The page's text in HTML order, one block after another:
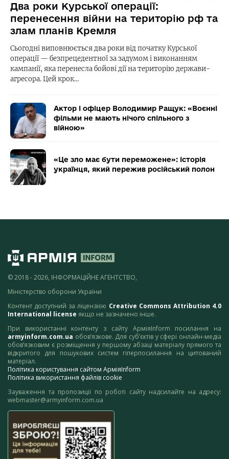
Два роки Курської операції:
перенесення війни на територію рф та
злам планів Кремля
Сьогодні виповнюється два роки від початку Курської
операції — безпрецедентної за задумом і виконанням
кампанії, яка перенесла бойові дії на територію держави-
агресора. Цей крок…
Актор і офіцер Володимир Ращук: «Воєнні
фільми не мають нічого спільного з
війною»
«Це зло має бути переможене»: історія
українця, який пережив російський полон
© 2018 - 2026, ІНФОРМАЦІЙНЕ АГЕНТСТВО,
Міністерство оборони України
Контент доступний за ліцензією Creative Commons Attribution 4.0
International license якщо не зазначено інше.
При використанні контенту з сайту АрміяInform посилання на
armyinform.com.ua обов’язкове. Для суб’єктів у сфері онлайн-медіа
обов’язковим є розміщення у першому абзаці матеріалу прямого та
відкритого для пошукових систем гіперпосилання на цитований
матеріал.
Політика користування сайтом АрміяInform
Політика використання файлів cookie
Зауваження та пропозиції по роботі сайту надсилайте на адресу:
webmaster@armyinform.com.ua